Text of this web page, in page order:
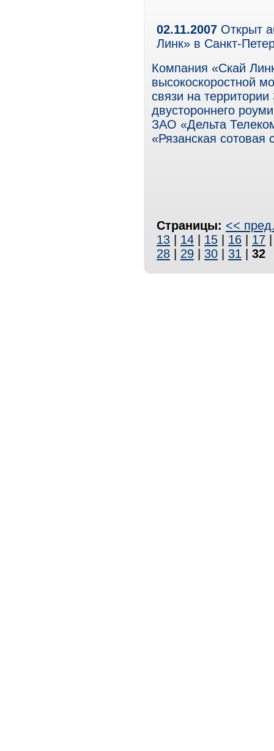
02.11.2007 Открыт
Линк» в Санкт-
Компания «Скай
высокоскоростной
связи на
двустороннего
ЗАО «Дельта
«Рязанская сотовая
Страницы: <<
13
14 15 16 17
28
29 30 31 32